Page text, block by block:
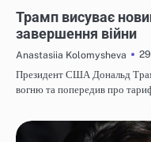
Трамп висуває
завершення війни
Anastasiia Kolomysheva
Президент США Дональд
вогню та попередив про